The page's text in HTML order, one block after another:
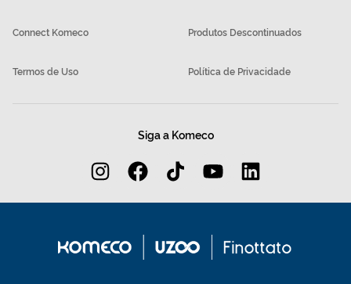
Connect Komeco Produtos Descontinuados
Termos de Uso Política de Privacidade
Siga a Komeco